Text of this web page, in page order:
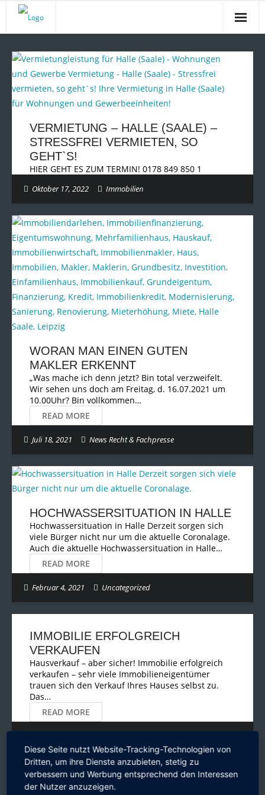
Unsere schöne Stadt
Inside Makler
Immobilienrente
DER BLOG
Kontakt
VERMIETUNG – HALLE (SAALE) –
STRESSFREI VERMIETEN, SO
GEHT`S!
HIER GEHT ES ZUM TERMIN! 0178 849 850 1
Oktober 17, 2022 Immobilien
WORAN MAN EINEN GUTEN
MAKLER ERKENNT
„Was mache ich denn jetzt? Bin total verzweifelt.
Wir sehen uns doch am Freitag, d. 16.07.2021 um
10.00Uhr? Bin vollkommen…
READ MORE
Juli 18, 2021 News Recht & Fachpresse
HOCHWASSERSITUATION IN HALLE
Hochwassersituation in Halle Derzeit sorgen sich
viele Bürger nicht nur um die aktuelle Coronalage.
Auch die aktuelle Hochwassersituation in Halle…
READ MORE
Februar 4, 2021 Uncategorized
IMMOBILIE ERFOLGREICH
VERKAUFEN
Hausverkauf – aber sicher! Immobilie erfolgreich
verkaufen – sehr viele Immobilieneigentümer
trauen sich den Verkauf Ihres Hauses selbst zu.
Das…
READ MORE
Diese Seite nutzt Website-Tracking-Technologien von
Dritten, um ihre Dienste anzubieten, stetig zu
verbessern und Werbung entsprechend den Interessen
der Nutzer anzuzeigen.